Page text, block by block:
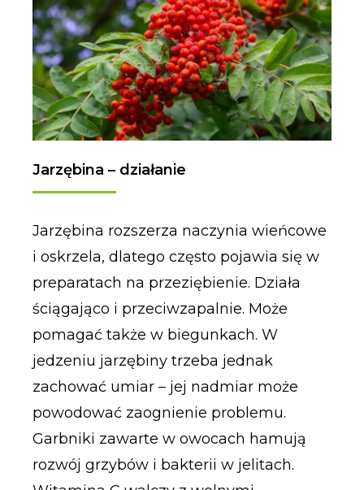
Jarzębina – działanie
Jarzębina rozszerza naczynia wieńcowe
i oskrzela, dlatego często pojawia się w
preparatach na przeziębienie. Działa
ściągająco i przeciwzapalnie. Może
pomagać także w biegunkach. W
jedzeniu jarzębiny trzeba jednak
zachować umiar – jej nadmiar może
powodować zaognienie problemu.
Garbniki zawarte w owocach hamują
rozwój grzybów i bakterii w jelitach.